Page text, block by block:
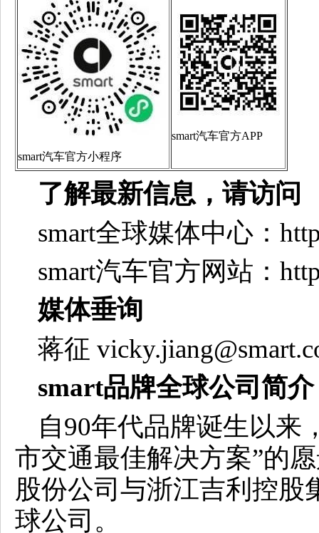
smart汽车官方小程序
smart汽车官方APP
了解最新信息，请访问
smart全球媒体中心：
smart汽车官方网站：
媒体垂询
蒋征
smart品牌全球公司简介
自90年代品牌诞生以来
市交通最佳解决方案”的
股份公司与浙江吉利控股
球公司。